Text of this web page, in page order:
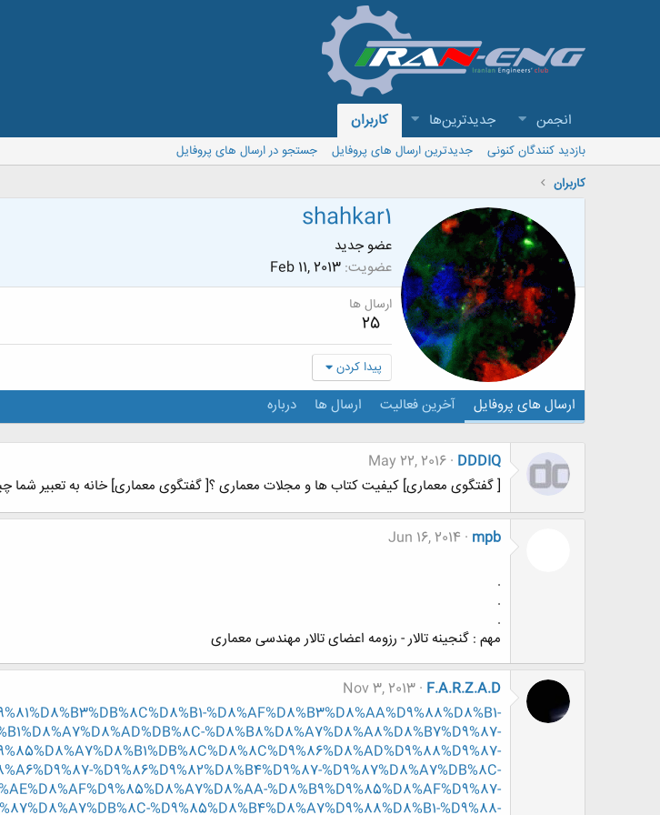
انجمن جدیدترین‌ها کاربران
بازدید کنندگان کنونی جدیدترین ارسال های پروفایل
جستجو در ارسال های پروفایل
کاربران
shahkar1
عضو جدید
عضویت Feb 11, 2013
ارسال ها
25
پیدا کردن
ارسال های پروفایل آخرین فعالیت ارسال ها درباره
DDDIQ
May 22, 2016
[ گفتگوی معماری] کیفیت کتاب ها و مجلات معماری ؟[ گفتگوی معماری] خانه به تعبیر
mpb
Jun 16, 2014
.
.
.
مهم : گنجینه تالار - رزومه اعضای تالار مهندسی معماری
F.A.R.Z.A.D
Nov 3, 2013
%D8%AF%D8%B3%D8%AA%D9%88%D8%B1-
%D8%B8%D8%A7%D8%A8%D8%B7%D9%87-
%D9%86%D9%82%D8%B4%D9%87-%D9%87%D8%A7%DB%8C-
%D8%B9%D9%85%D8%AF%D9%87-
%D9%85%D8%B4%D8%A7%D9%88%D8%B1-%D9%88-